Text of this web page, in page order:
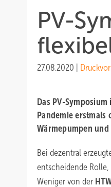
PV-
27.08.2020
Das PV-
Pandemie erstmals
Wärmepumpen
Bei dezentral
entscheidende
Weniger von der